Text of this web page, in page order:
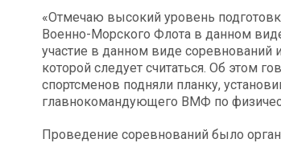
«Отмечаю высокий уровень
Военно-Морского Флота в данном
участие в данном виде соревнований
которой следует считаться. Об этом
спортсменов подняли планку,
главнокомандующего ВМФ по
Проведение соревнований было